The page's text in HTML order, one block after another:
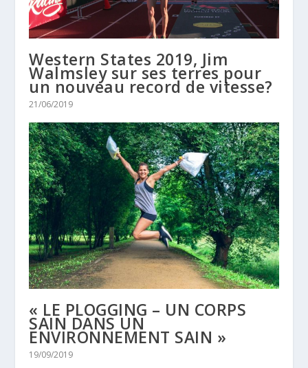
Western States 2019, Jim
Walmsley sur ses terres pour
un nouveau record de vitesse?
21/06/2019
« LE PLOGGING – UN CORPS
SAIN DANS UN
ENVIRONNEMENT SAIN »
19/09/2019